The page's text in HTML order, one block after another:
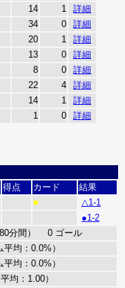
14 1
詳細
34 0
詳細
20 1
詳細
13 0
詳細
8 0
詳細
22 4
詳細
14 1
詳細
1 0 詳細
得点 カード
結果
■
△1-1
●1-2
分間） 0 ゴール
均：0.0%）
均：0.0%）
均：1.00）